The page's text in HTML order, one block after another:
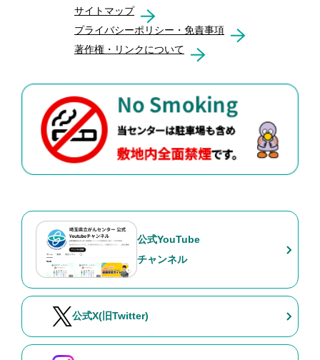
サイトマップ
プライバシーポリシー・免責事項
著作権・リンクについて
公式YouTube
チャンネル
公式X(旧Twitter)